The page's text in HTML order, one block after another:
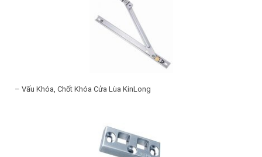
– Vấu Khóa, Chốt Khóa Cửa Lùa KinLong